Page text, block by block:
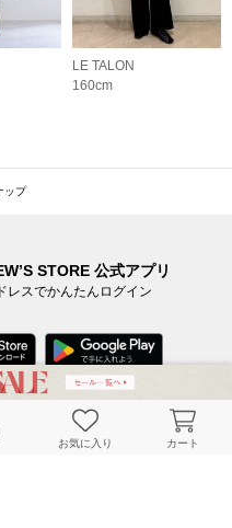
LE TALON
160cm
ップ
STORE 公式アプリ
レスでかんたんログイン
お気に入り カート